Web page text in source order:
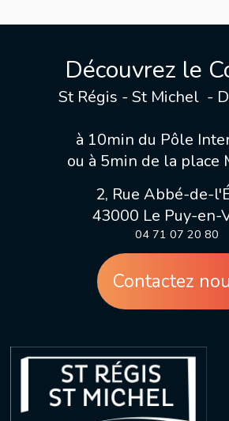
Découvrez le
St Régis - St Michel -
à 10min du Pôle
ou à 5min de la place
2, Rue Abbé-de-
43000 Le Puy-en-
04 71 07 20 80
Contactez